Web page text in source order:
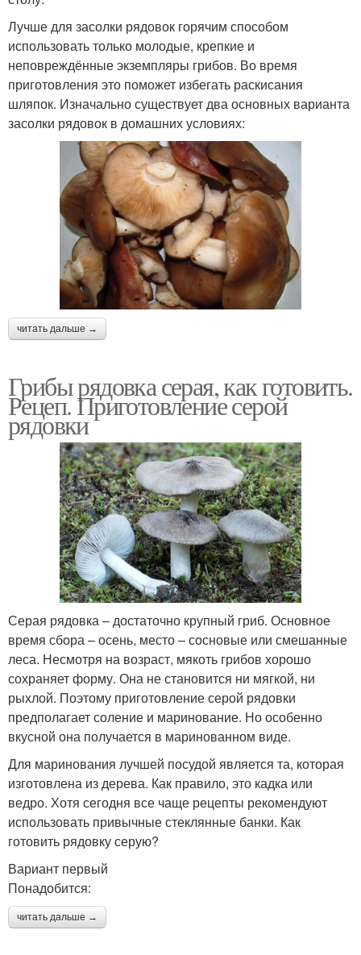
Лучше для засолки рядовок горячим способом
использовать только молодые, крепкие и
неповреждённые экземпляры грибов. Во время
приготовления это поможет избегать раскисания
шляпок. Изначально существует два основных варианта
засолки рядовок в домашних условиях:
читать дальше →
Грибы рядовка серая, как готовить.
Рецеп. Приготовление серой
рядовки
Серая рядовка – достаточно крупный гриб. Основное
время сбора – осень, место – сосновые или смешанные
леса. Несмотря на возраст, мякоть грибов хорошо
сохраняет форму. Она не становится ни мягкой, ни
рыхлой. Поэтому приготовление серой рядовки
предполагает соление и маринование. Но особенно
вкусной она получается в маринованном виде.
Для маринования лучшей посудой является та, которая
изготовлена из дерева. Как правило, это кадка или
ведро. Хотя сегодня все чаще рецепты рекомендуют
использовать привычные стеклянные банки. Как
готовить рядовку серую?
Вариант первый
Понадобится:
читать дальше →